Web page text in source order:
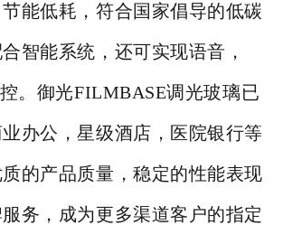
能低耗，符合国家倡导的低碳
智能系统，还可实现语音，
。 御光FILMBASE调光玻璃已
办公，星级酒店，医院银行等
的产品质量，稳定的性能表现
务，成为更多渠道客户的指定